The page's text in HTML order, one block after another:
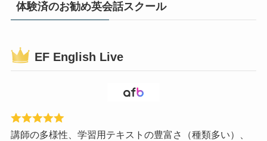
体験済のお勧め英会話スクール
EF English Live
講師の多様性、学習用テキストの豊富さ（種類多い）、